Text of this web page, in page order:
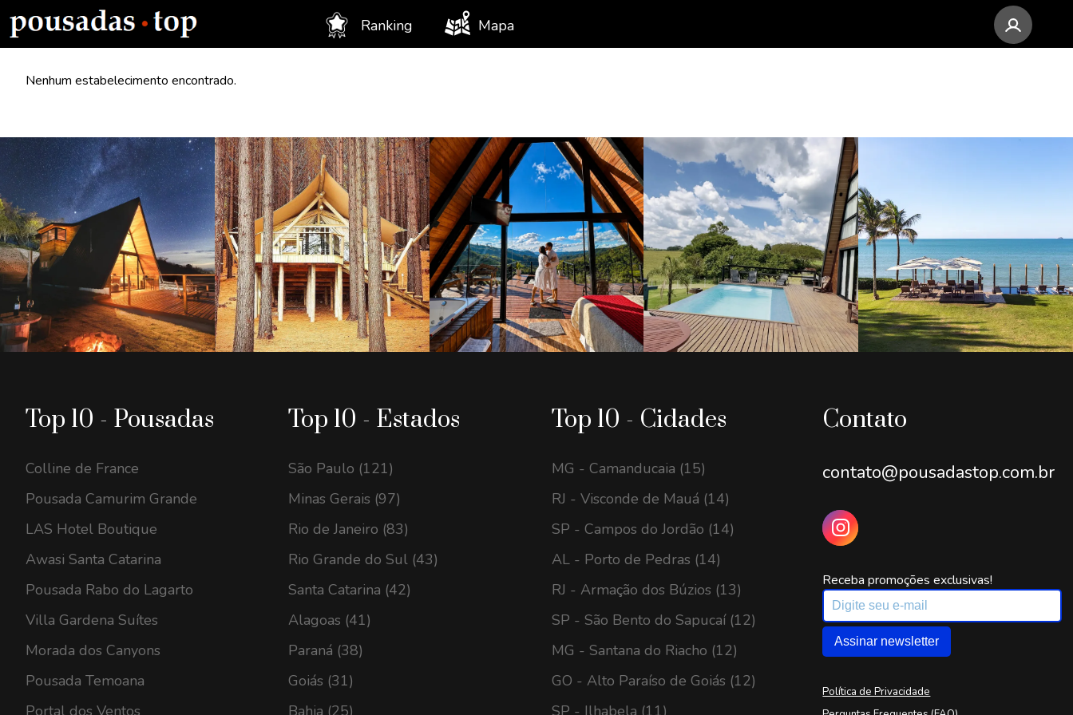
Ranking Mapa
Nenhum estabelecimento encontrado.
Top 10 - Pousadas
Colline de France
Pousada Camurim Grande
LAS Hotel Boutique
Awasi Santa Catarina
Pousada Rabo do Lagarto
Villa Gardena Suítes
Morada dos Canyons
Pousada Temoana
Portal dos Ventos
Top 10 - Estados
São Paulo (121)
Minas Gerais (97)
Rio de Janeiro (83)
Rio Grande do Sul (43)
Santa Catarina (42)
Alagoas (41)
Paraná (38)
Goiás (31)
Bahia (25)
Top 10 - Cidades
MG - Camanducaia (15)
RJ - Visconde de Mauá (14)
SP - Campos do Jordão (14)
AL - Porto de Pedras (14)
RJ - Armação dos Búzios (13)
SP - São Bento do Sapucaí (12)
MG - Santana do Riacho (12)
GO - Alto Paraíso de Goiás (12)
SP - Ilhabela (11)
Contato
contato@pousadastop.com.br
Receba promoções exclusivas!
Assinar newsletter
Política de Privacidade